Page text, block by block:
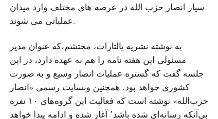
سیار انصار حزب الله در عرصه های مختلف وارد میدان
عملیاتی می شوند.
به نوشته نشریه یالثارات، محتشم،که عنوان مدیر
مسئولی این هفته نامه را هم به عهده دارد، در این
جلسه گفت که گستره عملیات انصار وسیع و به صورت
کشوری خواهد بود. همچنین وبسایت رسمی «انصار
حزب‌الله» نوشته است که فعالیت این گروه‌های ۱۰ نفره
بی‌آنکه رسانه‌ای شده باشد٬ آغاز شده و ادامه پیدا خواهد